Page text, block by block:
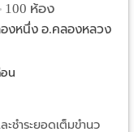
• 100 ห้อง
งหนึ่ง อ.คลองหลวง
อน
ะชำระยอดเต็มขำนว